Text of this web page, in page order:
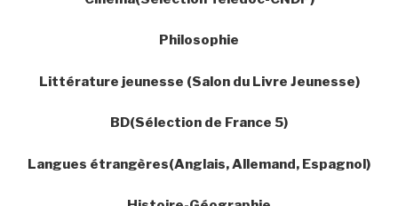
Philosophie
Littérature jeunesse (Salon du Livre Jeunesse)
BD(Sélection de France 5)
Langues étrangères(Anglais, Allemand, Espagnol)